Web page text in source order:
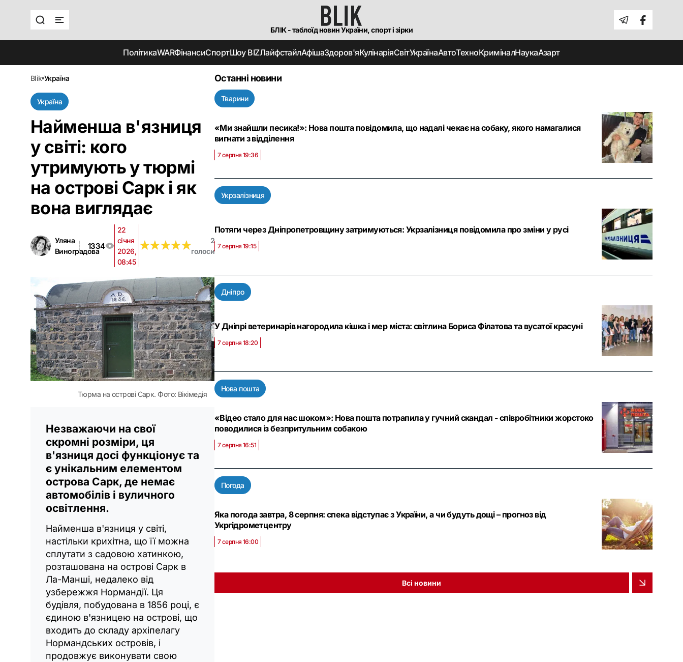
БЛІК - таблоїд новин України, спорт і зірки
ПолітикаWARФінансиСпортШоу BIZЛайфстайлАфішаЗдоров'яКулінаріяСвітУкраїнаАвтоТехноКриміналНаукаАзарт
blik україна
Україна
Найменша в'язниця
у світі: кого
утримують у тюрмі
на острові Сарк і як
вона виглядає
Уляна
Виноградова
1334
22
січня
2026,
08:45
★★★★★
★★★★★
2
голоси
Тюрма на острові Сарк. Фото: Вікімедія
Незважаючи на свої
скромні розміри, ця
в'язниця досі функціонує та
є унікальним елементом
острова Сарк, де немає
автомобілів і вуличного
освітлення.
Найменша в'язниця у світі,
настільки крихітна, що її можна
сплутати з садовою хатинкою,
розташована на острові Сарк в
Ла-Манші, недалеко від
узбережжя Нормандії. Ця
будівля, побудована в 1856 році, є
єдиною в'язницею на острові, що
входить до складу архіпелагу
Нормандських островів, і
продовжує виконувати свою
Останні новини
Тварини
«Ми знайшли песика!»: Нова пошта повідомила, що надалі чекає на собаку, якого намагалися
вигнати з відділення
7 серпня 19:36
Укрзалізниця
Потяги через Дніпропетровщину затримуються: Укрзалізниця повідомила про зміни у русі
7 серпня 19:15
Дніпро
У Дніпрі ветеринарів нагородила кішка і мер міста: світлина Бориса Філатова та вусатої красуні
7 серпня 18:20
Нова пошта
«Відео стало для нас шоком»: Нова пошта потрапила у гучний скандал - співробітники жорстоко
поводилися із безпритульним собакою
7 серпня 16:51
Погода
Яка погода завтра, 8 серпня: спека відступає з України, а чи будуть дощі – прогноз від
Укргідрометцентру
7 серпня 16:00
Всі новини